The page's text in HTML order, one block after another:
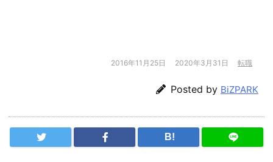
2016年11月25日 2020年3月31日 転職
Posted by BiZPARK
B!